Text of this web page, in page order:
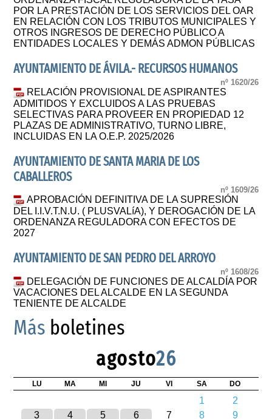
POR LA PRESTACIÓN DE LOS SERVICIOS DEL OAR
EN RELACIÓN CON LOS TRIBUTOS MUNICIPALES Y
OTROS INGRESOS DE DERECHO PÚBLICO A
ENTIDADES LOCALES Y DEMÁS ADMON PÚBLICAS
AYUNTAMIENTO DE ÁVILA.- RECURSOS HUMANOS
nº 1620/26
RELACIÓN PROVISIONAL DE ASPIRANTES
ADMITIDOS Y EXCLUIDOS A LAS PRUEBAS
SELECTIVAS PARA PROVEER EN PROPIEDAD 12
PLAZAS DE ADMINISTRATIVO, TURNO LIBRE,
INCLUIDAS EN LA O.E.P. 2025/2026
AYUNTAMIENTO DE SANTA MARIA DE LOS
CABALLEROS
nº 1609/26
APROBACIÓN DEFINITIVA DE LA SUPRESIÓN
DEL I.I.V.T.N.U. ( PLUSVALíA), Y DEROGACIÓN DE LA
ORDENANZA REGULADORA CON EFECTOS DE
2027
AYUNTAMIENTO DE SAN PEDRO DEL ARROYO
nº 1608/26
DELEGACIÓN DE FUNCIONES DE ALCALDÍA POR
VACACIONES DEL ALCALDE EN LA SEGUNDA
TENIENTE DE ALCALDE
Más boletines
agosto26
LU MA MI JU VI SA DO
1
2
3
4 5 6 7 8
9